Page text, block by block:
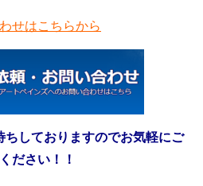
せはこちらから
しておりますのでお気軽にご
ださい！！